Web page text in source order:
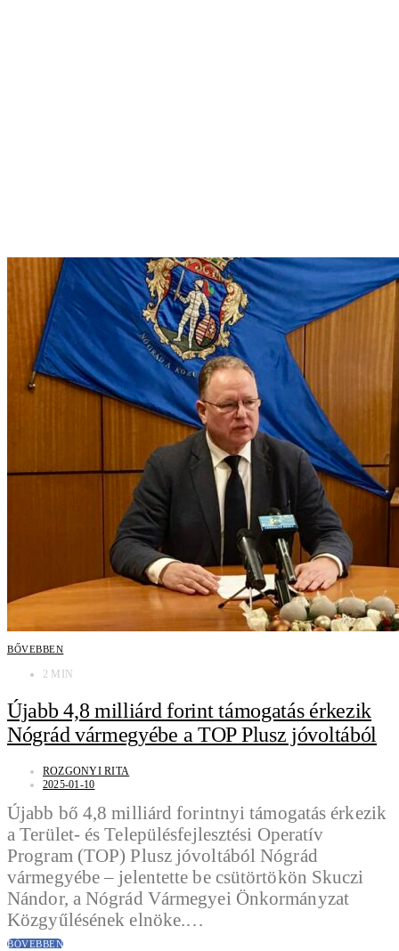
BŐVEBBEN
2 MIN
Újabb 4,8 milliárd forint támogatás érkezik
Nógrád vármegyébe a TOP Plusz jóvoltából
ROZGONYI RITA
2025-01-10
Újabb bő 4,8 milliárd forintnyi támogatás érkezik
a Terület- és Településfejlesztési Operatív
Program (TOP) Plusz jóvoltából Nógrád
vármegyébe – jelentette be csütörtökön Skuczi
Nándor, a Nógrád Vármegyei Önkormányzat
Közgyűlésének elnöke.…
BŐVEBBEN